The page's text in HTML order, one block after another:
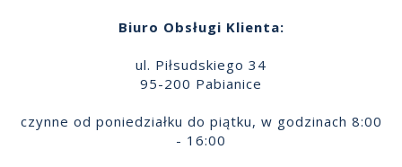
Biuro Obsługi Klienta:
ul. Piłsudskiego 34
95-200 Pabianice
czynne od poniedziałku do piątku, w godzinach 8:00
- 16:00